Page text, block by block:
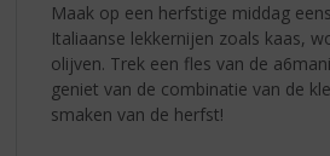
Maak op een herfstige middag
Italiaanse lekkernijen zoals kaas,
olijven. Trek een fles van de
geniet van de combinatie van de
smaken van de herfst!